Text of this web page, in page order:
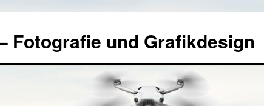
Fotografie und Grafikdesign